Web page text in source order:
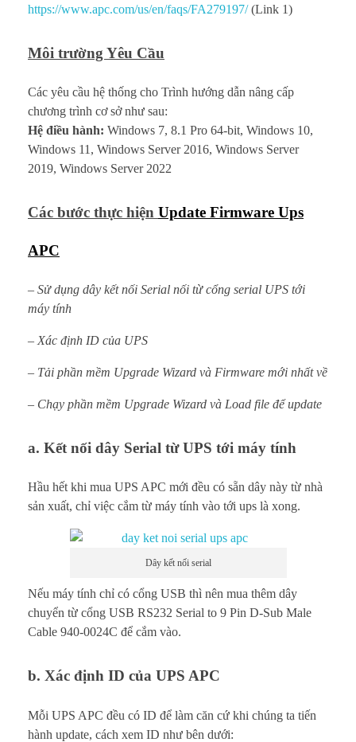
https://www.apc.com/us/en/faqs/FA279197/(Link 1)
Môi trường Yêu Cầu
Các yêu cầu hệ thống cho Trình hướng dẫn nâng cấp
chương trình cơ sở như sau:
Hệ điều hành: Windows 7, 8.1 Pro 64-bit, Windows 10,
Windows 11, Windows Server 2016, Windows Server
2019, Windows Server 2022
Các bước thực hiện Update Firmware Ups
APC
– Sử dụng dây kết nối Serial nối từ cổng serial UPS tới
máy tính
– Xác định ID của UPS
– Tải phần mềm Upgrade Wizard và Firmware mới nhất về
– Chạy phần mềm Upgrade Wizard và Load file để update
a. Kết nối dây Serial từ UPS tới máy tính
Hầu hết khi mua UPS APC mới đều có sẵn dây này từ nhà
sản xuất, chỉ việc cắm từ máy tính vào tới ups là xong.
Dây kết nối serial
Nếu máy tính chỉ có cổng USB thì nên mua thêm dây
chuyển từ cổng USB RS232 Serial to 9 Pin D-Sub Male
Cable 940-0024C để cắm vào.
b. Xác định ID của UPS APC
Mỗi UPS APC đều có ID để làm căn cứ khi chúng ta tiến
hành update, cách xem ID như bên dưới: